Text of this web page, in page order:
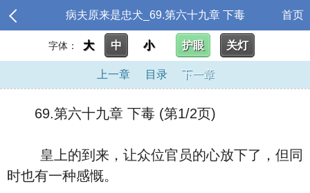
病夫原来是忠犬_69.第六十九章 下毒 首页
字体： 大 中 小 护眼 关灯
上一章 目录 下一章
69.第六十九章 下毒 (第1/2页)
皇上的到来，让众位官员的心放下了，但同
时也有一种感慨。